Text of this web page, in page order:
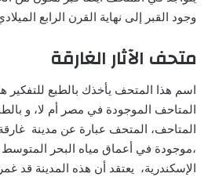
وجود القبر إلى نهاية القرن الرابع
متحف الآثار الغارقة
اسم هذا المتحف يأخذك بالطبع
المتاحف الموجودة في مصر أم لا، و
،موجودة في أعماق مياه البحر
الإسكندرية، يعتقد أن هذه المدينة قد